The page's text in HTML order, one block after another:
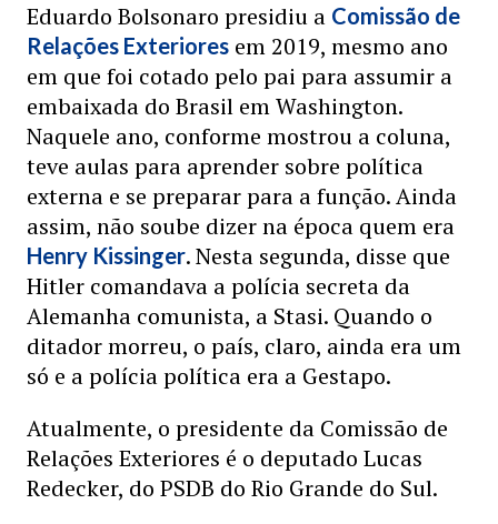
Eduardo Bolsonaro presidiu a Comissão de
Relações Exteriores em 2019, mesmo ano
em que foi cotado pelo pai para assumir a
embaixada do Brasil em Washington.
Naquele ano, conforme mostrou a coluna,
teve aulas para aprender sobre política
externa e se preparar para a função. Ainda
assim, não soube dizer na época quem era
Henry Kissinger. Nesta segunda, disse que
Hitler comandava a polícia secreta da
Alemanha comunista, a Stasi. Quando o
ditador morreu, o país, claro, ainda era um
só e a polícia política era a Gestapo.
Atualmente, o presidente da Comissão de
Relações Exteriores é o deputado Lucas
Redecker, do PSDB do Rio Grande do Sul.